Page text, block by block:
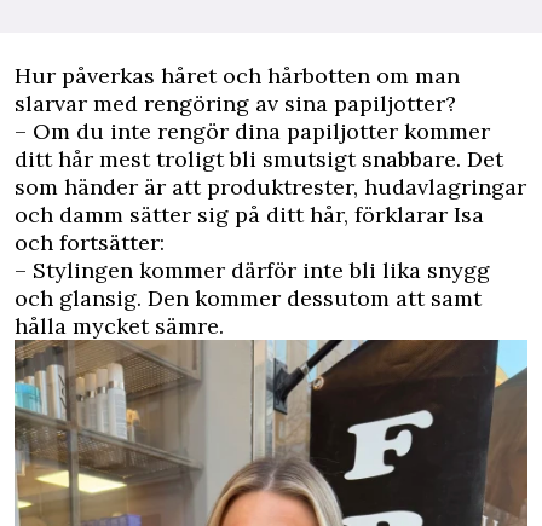
Hur påverkas håret och hårbotten om man
slarvar med rengöring av sina papiljotter?
– Om du inte rengör dina papiljotter kommer
ditt hår mest troligt bli smutsigt snabbare. Det
som händer är att produktrester, hudavlagringar
och damm sätter sig på ditt hår, förklarar Isa
och fortsätter:
– Stylingen kommer därför inte bli lika snygg
och glansig. Den kommer dessutom att samt
hålla mycket sämre.